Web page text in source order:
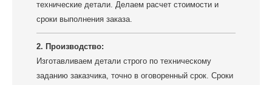
технические детали. Делаем расчет стоимости и
сроки выполнения заказа.
2. Производство:
Изготавливаем детали строго по техническому
заданию заказчика, точно в оговоренный срок. Сроки